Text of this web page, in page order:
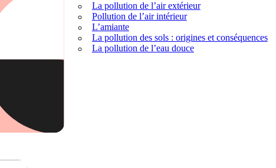
La pollution de l’air extérieur
Pollution de l’air intérieur
L’amiante
La pollution des sols : origines et conséquences
La pollution de l’eau douce